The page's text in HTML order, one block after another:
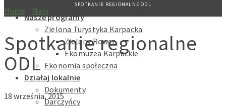
Nasze programy
Zielona Turystyka Karpacka
Zielony Rower
Ekomuzea Karpackie
Ekonomia społeczna
Działaj lokalnie
Dokumenty
Darczyńcy
SPOTKANIE REGIONALNE ODL
Home Main
Spotkanie regionalne
ODL
18 września, 2015